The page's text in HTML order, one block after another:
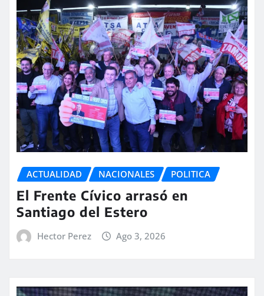
ACTUALIDAD NACIONALES POLITICA
El Frente Cívico arrasó en
Santiago del Estero
Hector Perez Ago 3, 2026